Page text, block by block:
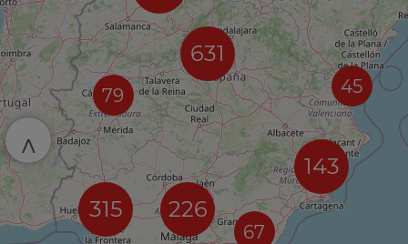
79
631
226
315
67
45
143
^